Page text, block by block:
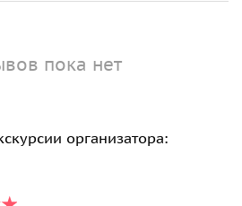
пока нет
организатора: